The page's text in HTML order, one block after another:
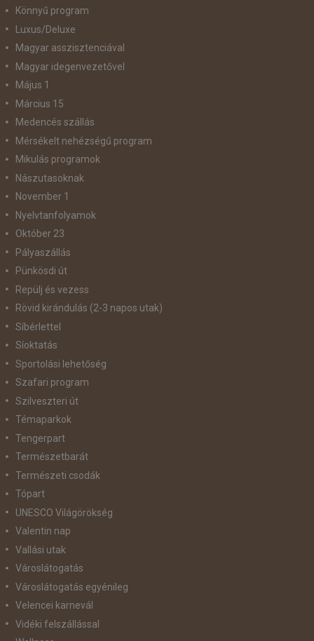
Könnyű program
Luxus/Deluxe
Magyar asszisztenciával
Magyar idegenvezetővel
Május 1
Március 15
Medencés szállás
Mérsékelt nehézségű program
Mikulás programok
Nászutasoknak
November 1
Nyelvtanfolyamok
Október 23
Pályaszállás
Pünkösdi út
Repülj és vezess
Rövid kirándulás (2-3 napos utak)
Síbérlettel
Síoktatás
Sportolási lehetőség
Szafari program
Szilveszteri út
Témaparkok
Tengerpart
Természetbarát
Természeti csodák
Tópart
UNESCO Világörökség
Valentin nap
Vallási utak
Városlátogatás
Városlátogatás egyénileg
Velencei karnevál
Vidéki felszállással